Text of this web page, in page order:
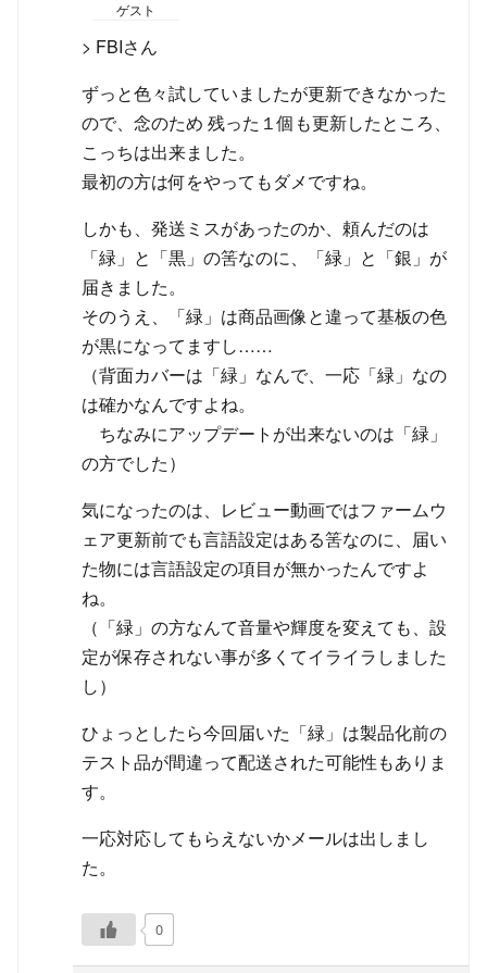
ゲスト
> FBIさん
ずっと色々試していましたが更新できなかった
ので、念のため 残った１個も更新したところ、
こっちは出来ました。
最初の方は何をやってもダメですね。
しかも、発送ミスがあったのか、頼んだのは
「緑」と「黒」の筈なのに、「緑」と「銀」が
届きました。
そのうえ、「緑」は商品画像と違って基板の色
が黒になってますし……
（背面カバーは「緑」なんで、一応「緑」なの
は確かなんですよね。
ちなみにアップデートが出来ないのは「緑」
の方でした）
気になったのは、レビュー動画ではファームウ
ェア更新前でも言語設定はある筈なのに、届い
た物には言語設定の項目が無かったんですよ
ね。
（「緑」の方なんて音量や輝度を変えても、設
定が保存されない事が多くてイライラしました
し）
ひょっとしたら今回届いた「緑」は製品化前の
テスト品が間違って配送された可能性もありま
す。
一応対応してもらえないかメールは出しまし
た。
0